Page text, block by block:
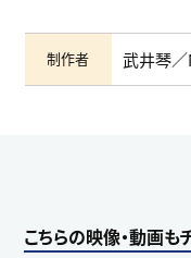
制作者 武井琴／
こちらの映像・動画も